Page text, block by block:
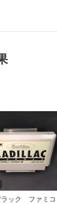
ラック ファミコ